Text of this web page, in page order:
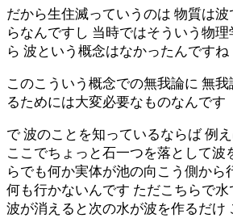
だから生住滅っていうのは 物質は
らなんですし 当時ではそういう物
ら 波という概念はなかったんですね
このこういう概念での無我論に 無
るためには大変必要なものなんです
で 波のことを知っているならば 例
ここでちょっと石一つを落として波
らでも何か実体が池の向こう側から
何も行かないんです ただこちらで
波が消えると次の水が波を作るだけ